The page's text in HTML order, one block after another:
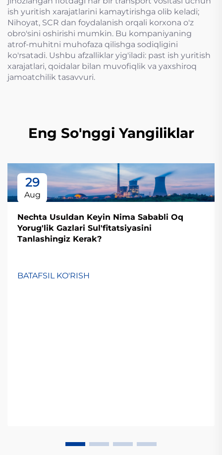
ish yuritish xarajatlarini kamaytirishga olib keladi;
Nihoyat, SCR dan foydalanish orqali korxona o'z
obro'sini oshirishi mumkin. Bu kompaniyaning
atrof-muhitni muhofaza qilishga sodiqligini
ko'rsatadi. Ushbu afzalliklar yig'iladi: past ish yuritish
xarajatlari, qoidalar bilan muvofiqlik va yaxshiroq
jamoatchilik tasavvuri.
Eng So'nggi Yangiliklar
29
Aug
Nechta Usuldan Keyin Nima Sababli Oq
Yorug'lik Gazlari Sul'fitatsiyasini
Tanlashingiz Kerak?
BATAFSIL KO'RISH